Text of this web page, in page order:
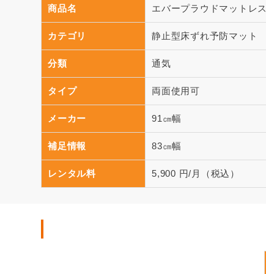
商品名 エバープラウドマットレス
カテゴリ 静止型床ずれ予防マット
分類 通気
タイプ 両面使用可
メーカー 91㎝幅
補足情報 83㎝幅
レンタル料 5,900 円/月（税込）